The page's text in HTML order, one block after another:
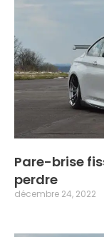
Pare-brise
perdre
décembre 24, 2022